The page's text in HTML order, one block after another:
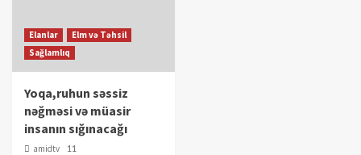
Elanlar
Elm və Təhsil
Sağlamlıq
Yoqa,ruhun səssiz
nəğməsi və müasir
insanın sığınacağı
amidtv
11